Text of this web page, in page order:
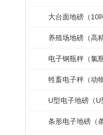
大台面地磅（10
养殖场地磅（高
电子钢瓶秤（氯
U型电子地磅（U
条形电子地磅（